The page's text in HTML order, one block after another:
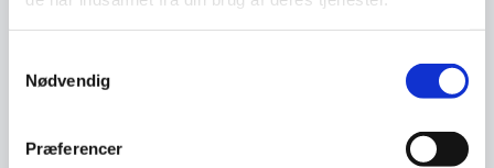
Nødvendig
Præferencer